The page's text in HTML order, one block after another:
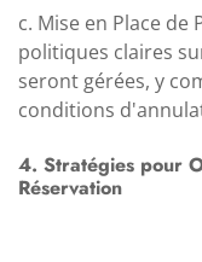
c. Mise en Place de
politiques claires
seront gérées, y
conditions
4. Stratégies pour
Réservation